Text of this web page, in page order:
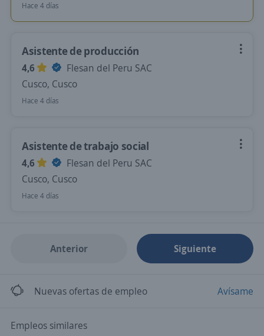
Hace 4 días
Asistente de producción
4,6
Flesan del Peru SAC
Cusco, Cusco
Hace 4 días
Asistente de trabajo social
4,6
Flesan del Peru SAC
Cusco, Cusco
Hace 4 días
Anterior Siguiente
Nuevas ofertas de empleo Avísame
Empleos similares